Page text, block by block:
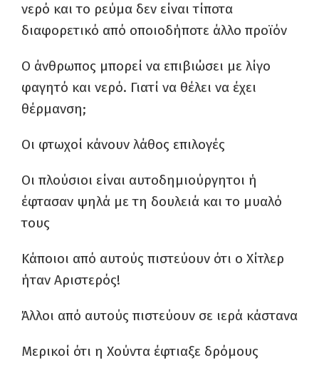
νερό και το ρεύμα δεν είναι τίποτα
διαφορετικό από οποιοδήποτε άλλο προϊόν
Ο άνθρωπος μπορεί να επιβιώσει με λίγο
φαγητό και νερό. Γιατί να θέλει να έχει
θέρμανση;
Οι φτωχοί κάνουν λάθος επιλογές
Οι πλούσιοι είναι αυτοδημιούργητοι ή
έφτασαν ψηλά με τη δουλειά και το μυαλό
τους
Κάποιοι από αυτούς πιστεύουν ότι ο Χίτλερ
ήταν Αριστερός!
Άλλοι από αυτούς πιστεύουν σε ιερά κάστανα
Μερικοί ότι η Χούντα έφτιαξε δρόμους